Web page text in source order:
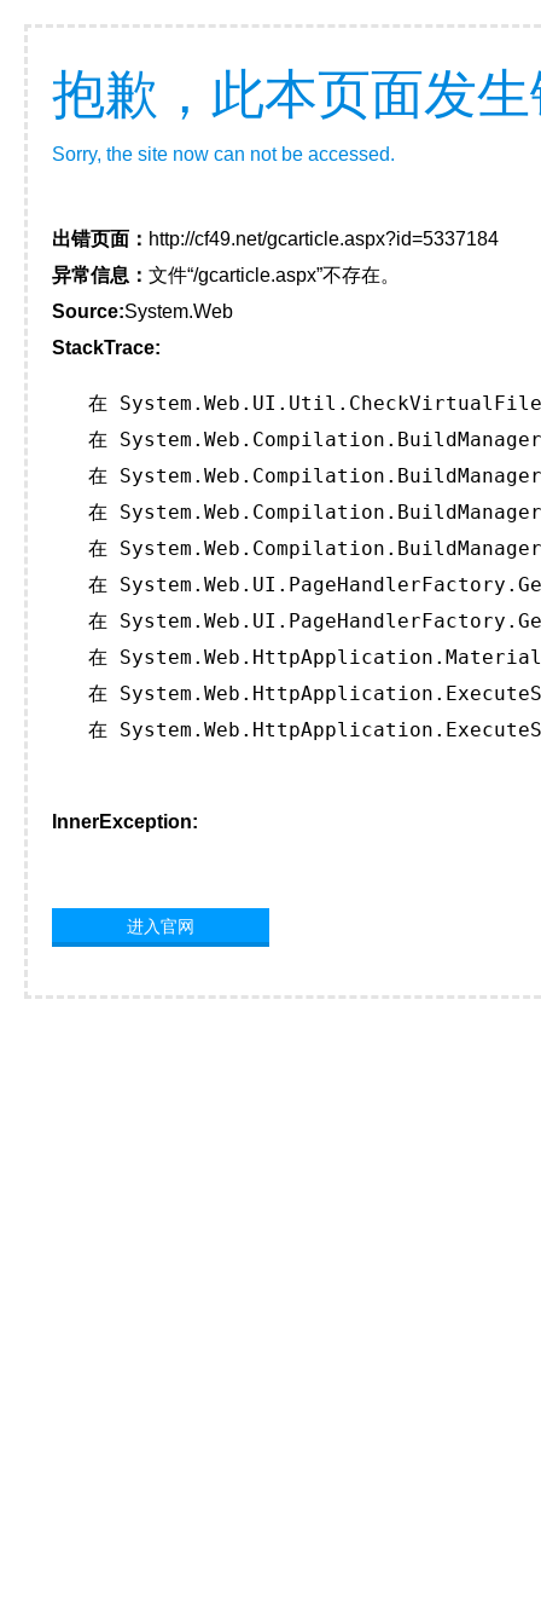
抱歉，此本页面发
Sorry, the site now can not be accessed.
出错页面： http://cf49.net/gcarticle.aspx?id=5337184
异常信息： 文件“/gcarticle.aspx”不存在。
Source:System.Web
StackTrace:
在
在
在
在
在
在
在
在
在
在
InnerException:
进入官网